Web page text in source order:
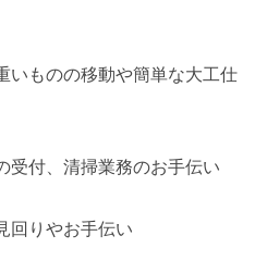
いものの移動や簡単な大工仕
受付、清掃業務のお手伝い
回りやお手伝い